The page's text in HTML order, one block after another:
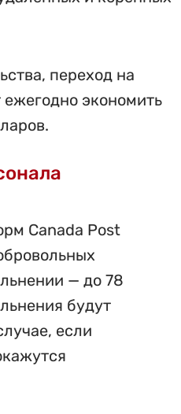
переход на
экономить
Canada Post
— до 78
будут
если